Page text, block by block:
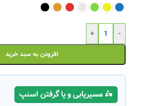
-
+
افزودن به سبد خرید
🛵 مسیریابی و یا گرفتن اسنپ